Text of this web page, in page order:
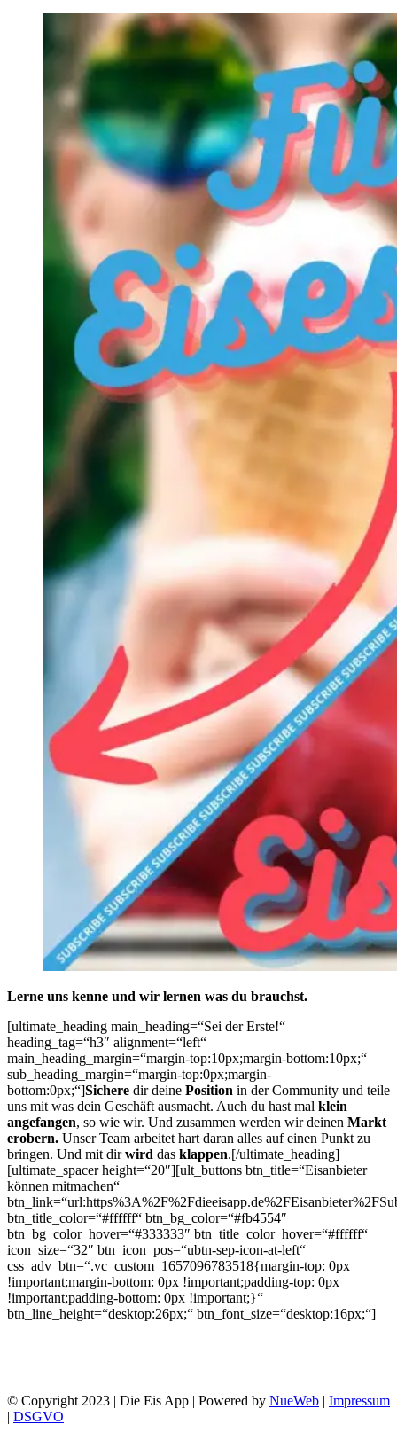
Lerne uns kenne und wir lernen was du brauchst.
[ultimate_heading main_heading=“Sei der Erste!“
heading_tag=“h3″ alignment=“left“
main_heading_margin=“margin-top:10px;margin-bottom:10px;“
sub_heading_margin=“margin-top:0px;margin-
bottom:0px;“]Sichere dir deine Position in der Community und teile
uns mit was dein Geschäft ausmacht. Auch du hast mal klein
angefangen, so wie wir. Und zusammen werden wir deinen Markt
erobern. Unser Team arbeitet hart daran alles auf einen Punkt zu
bringen. Und mit dirwird das klappen.[/ultimate_heading]
[ultimate_spacer height=“20″][ult_buttons btn_title=“Eisanbieter
können mitmachen“
btn_title_color=“#ffffff“ btn_bg_color=“#fb4554″
btn_bg_color_hover=“#333333″ btn_title_color_hover=“#ffffff“
icon_size=“32″ btn_icon_pos=“ubtn-sep-icon-at-left“
css_adv_btn=“.vc_custom_1657096783518{margin-top: 0px
!important;margin-bottom: 0px !important;padding-top: 0px
!important;padding-bottom: 0px !important;}“
btn_line_height=“desktop:26px;“ btn_font_size=“desktop:16px;“]
© Copyright 2023 | Die Eis App | Powered by NueWeb | Impressum
| DSGVO